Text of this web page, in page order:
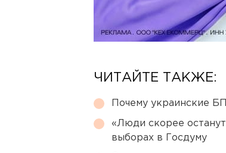
ЧИТАЙТЕ ТАКЖЕ:
Почему украинские
«Люди скорее
выборах в Госдуму